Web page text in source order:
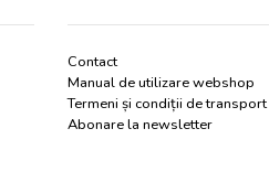
Contact
Manual de utilizare webshop
Termeni și condiții de transport
Abonare la newsletter